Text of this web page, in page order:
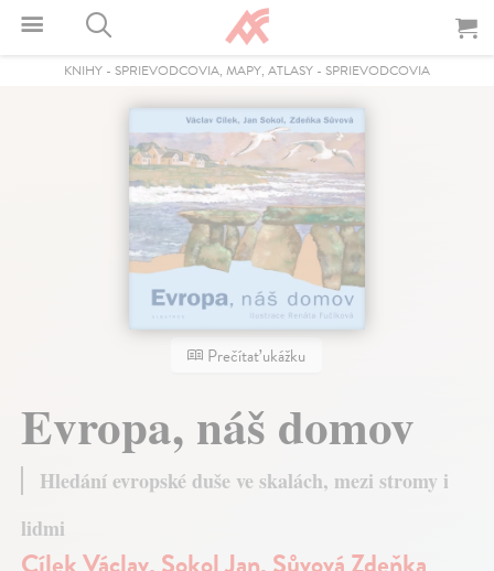
KNIHY - SPRIEVODCOVIA, MAPY, ATLASY - SPRIEVODCOVIA
Prečítať ukážku
Evropa, náš domov
Hledání evropské duše ve skalách, mezi stromy i
lidmi